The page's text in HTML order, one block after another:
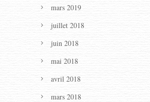
mars 2019
juillet 2018
juin 2018
mai 2018
avril 2018
mars 2018